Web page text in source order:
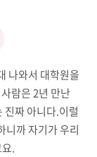
나와서 대학원을
람은 2년 만난
진짜 아니다.이럴
니까 자기가 우리
.